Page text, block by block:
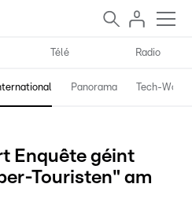
Télé Radio
Panorama Tech-World
Enquête géint
Touristen" am